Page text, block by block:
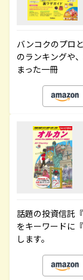
バンコクのプロ
のランキングや
まった一冊
話題の投資信託
をキーワードに
します。